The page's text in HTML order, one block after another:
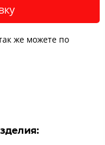
же можете по